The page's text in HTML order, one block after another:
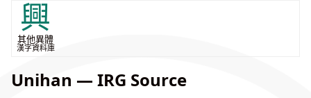
興
其他異體
漢字資料庫
Unihan — IRG Source